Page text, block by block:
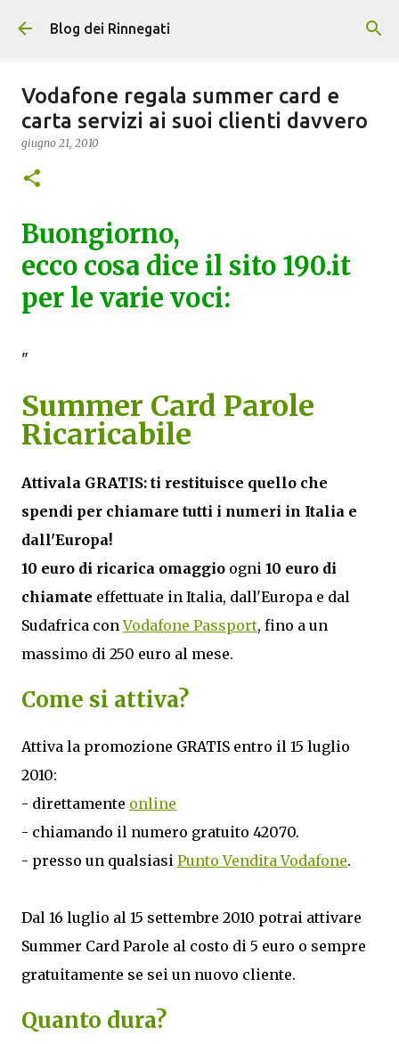
Passa ai contenuti principali
Blog dei Rinnegati
Vodafone regala summer card e
carta servizi ai suoi clienti davvero
giugno 21, 2010
Buongiorno,
ecco cosa dice il sito 190.it
per le varie voci:
"
Summer Card Parole
Ricaricabile
Attivala GRATIS: ti restituisce quello che
spendi per chiamare tutti i numeri in Italia e
dall'Europa!
10 euro di ricarica omaggio ogni 10 euro di
chiamate effettuate in Italia, dall'Europa e dal
Sudafrica conVodafone Passport, fino a un
massimo di 250 euro al mese.
Come si attiva?
Attiva la promozione GRATIS entro il 15 luglio
2010:
- direttamente online
- chiamando il numero gratuito 42070.
- presso un qualsiasi Punto Vendita Vodafone.
Dal 16 luglio al 15 settembre 2010 potrai attivare
Summer Card Parole al costo di 5 euro o sempre
gratuitamente se sei un nuovo cliente.
Quanto dura?